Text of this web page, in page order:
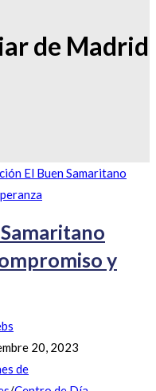
de Madrid
y
20, 2023
de